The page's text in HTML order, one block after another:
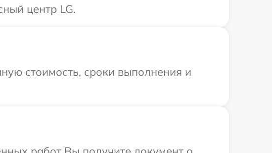
центр LG.
стоимость, сроки выполнения и